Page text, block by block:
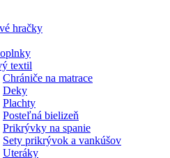
hračky
textil
Chrániče na matrace
Deky
Plachty
Posteľná bielizeň
Prikrývky na spanie
Sety prikrývok a vankúšov
Uteráky